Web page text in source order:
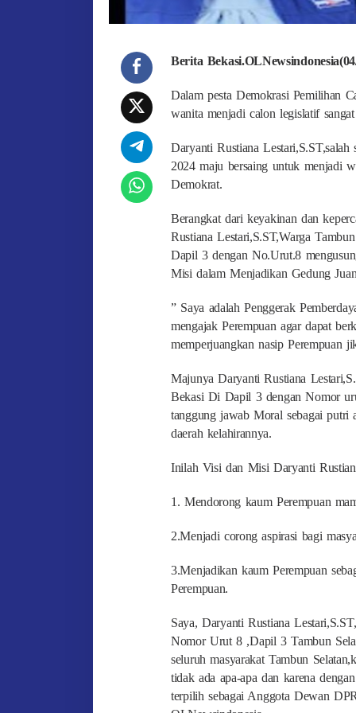
Berita
Dalam pesta Demokrasi Pemilihan
wanita menjadi calon legislatif
Daryanti Rustiana
2024 maju bersaing untuk menjadi
Demokrat.
Berangkat dari keyakinan dan
Rustiana Lestari,S.ST,Warga
Dapil 3 dengan No.Urut.8
Misi dalam Menjadikan Gedung
” Saya adalah Penggerak
mengajak Perempuan agar dapat
memperjuangkan nasip Perempuan
Majunya Daryanti Rustiana
Bekasi Di Dapil 3 dengan Nomor
tanggung jawab Moral sebagai putri
daerah kelahirannya.
Inilah Visi dan Misi Daryanti
1. Mendorong kaum Perempuan
2.Menjadi corong aspirasi bagi
3.Menjadikan kaum Perempuan
Perempuan.
Saya, Daryanti Rustiana
Nomor Urut 8 ,Dapil 3 Tambun
seluruh masyarakat Tambun
tidak ada apa-apa dan karena
terpilih sebagai Anggota Dewan